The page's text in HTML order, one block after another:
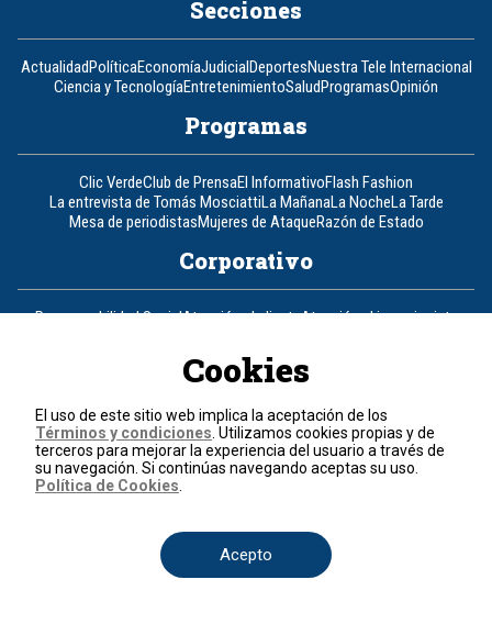
Secciones
ActualidadPolíticaEconomíaJudicialDeportesNuestra Tele Internacional
Ciencia y TecnologíaEntretenimientoSaludProgramasOpinión
Programas
Clic VerdeClub de PrensaEl InformativoFlash Fashion
La entrevista de Tomás MosciattiLa MañanaLa NocheLa Tarde
Mesa de periodistasMujeres de AtaqueRazón de Estado
Corporativo
Responsabilidad SocialAtención al clienteAtención al inversionista
Ventas Internacionales
Línea Ética
Canal RCNNoticias RCNRCN RadioLa RepúblicaRCN Comerciales
Nuestra Tele InternacionalNovelasFidesTDT
Un producto de RCN Televisión
Contáctenos
Cookies
El uso de este sitio web implica la aceptación de los
Términos y condiciones . Utilizamos cookies propias y de
terceros para mejorar la experiencia del usuario a través de
su navegación. Si continúas navegando aceptas su uso.
Política de Cookies
Acepto